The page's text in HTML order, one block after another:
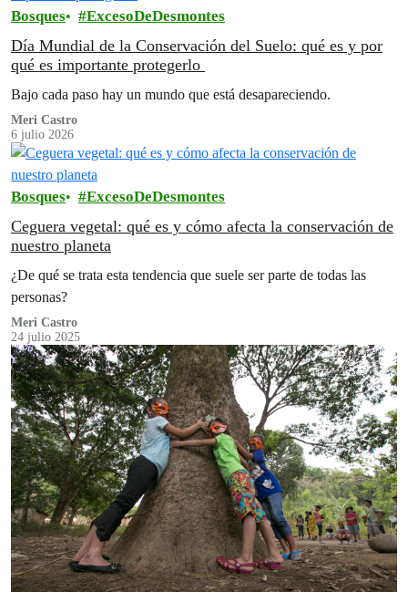
Bosques ExcesoDeDesmontes
Día Mundial de la Conservación del Suelo: qué es y por
qué es importante protegerlo
Bajo cada paso hay un mundo que está desapareciendo.
Meri Castro
6 julio 2026
Bosques ExcesoDeDesmontes
Ceguera vegetal: qué es y cómo afecta la conservación de
nuestro planeta
¿De qué se trata esta tendencia que suele ser parte de todas las
personas?
Meri Castro
24 julio 2025